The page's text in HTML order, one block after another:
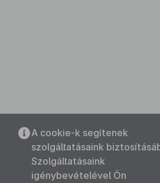
A cookie-k segítenek
szolgáltatásaink
Szolgáltatásaink
igénybevételével Ön